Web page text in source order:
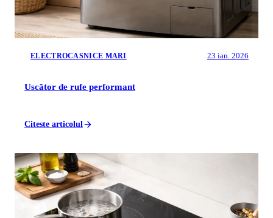
ELECTROCASNICE MARI 23 ian. 2026
Uscător de rufe performant
Citeste articolul